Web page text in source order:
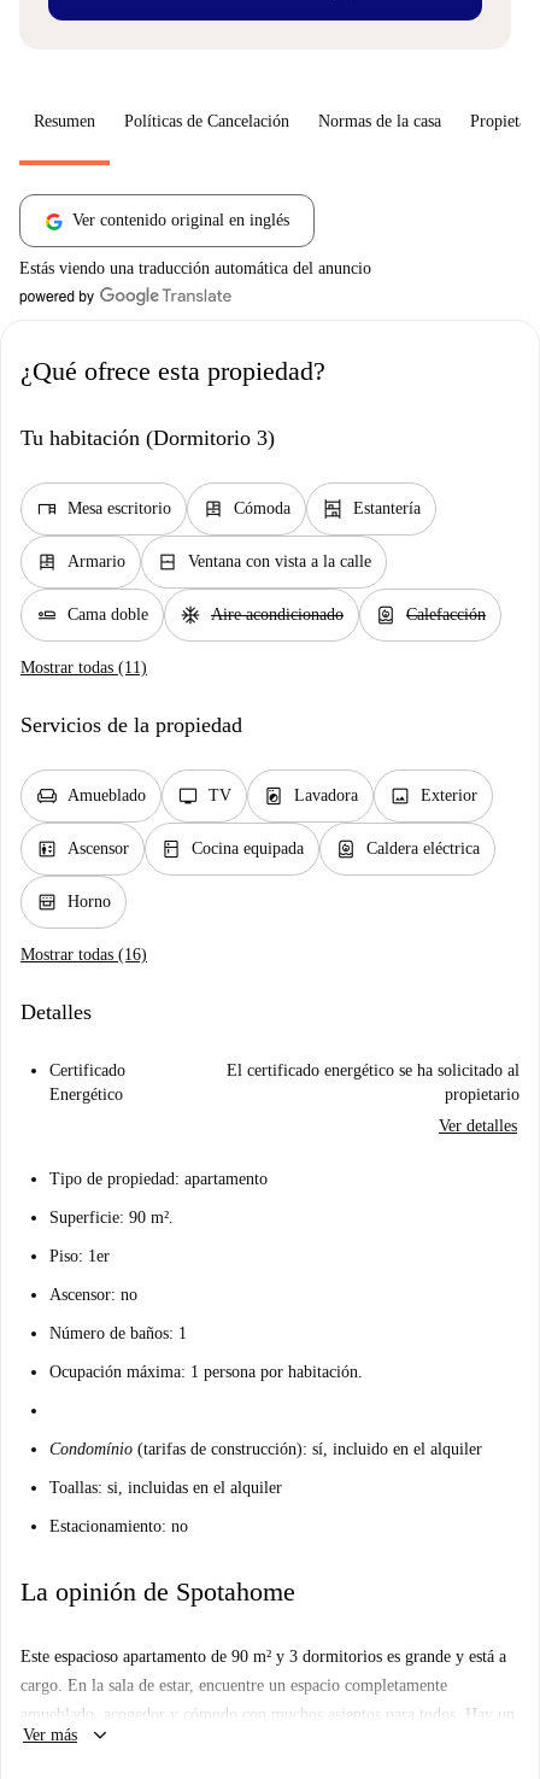
Resumen Políticas de Cancelación Normas de la casa
Ver contenido original en inglés
Estás viendo una traducción automática del anuncio
¿Qué ofrece esta propiedad?
Tu habitación (Dormitorio 3)
desk Mesa escritorio dresser Cómoda shelves Estantería
dresser Armario window_closed Ventana con vista a la calle
airline_seat_flat Cama doble ac_unit Aire acondicionado water_heater Calefacción
Mostrar todas (11)
Servicios de la propiedad
chair Amueblado tv TV local_laundry_service Lavadora image Exterior
elevator Ascensor kitchen Cocina equipada water_heater Caldera eléctrica
oven_gen Horno
Mostrar todas (16)
Detalles
Certificado
Energético
El certificado energético se ha solicitado al
propietario
Ver detalles
Tipo de propiedad: apartamento
Superficie: 90 m².
Piso: 1er
Ascensor: no
Número de baños: 1
Ocupación máxima: 1 persona por habitación.
Condomínio (tarifas de construcción): sí, incluido en el alquiler
Toallas: si, incluidas en el alquiler
Estacionamiento: no
La opinión de Spotahome
Este espacioso apartamento de 90 m² y 3 dormitorios es grande y está a
cargo. En la sala de estar, encuentre un espacio completamente
amueblado, acogedor y cómodo con muchos asientos para todos. Hay un
televisor y una mesa de comedor con capacidad para 4 personas. La
Ver más keyboard_arrow_down